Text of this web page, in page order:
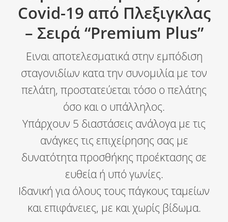
Covid-19 από Πλεξιγκλας
– Σειρά “Premium Plus”
Ειναι αποτελεσματικά στην εμπόδιση
σταγονιδίων κατα την συνομιλία με τον
πελάτη, προστατεύεται τόσο ο πελάτης
όσο και ο υπάλληλος.
Υπάρχουν 5 διαστάσεις ανάλογα με τις
ανάγκες τις επιχείρησης σας με
δυνατότητα προσθήκης προέκτασης σε
ευθεία ή υπό γωνίες.
Ιδανική για όλους τους πάγκους ταμείων
και επιφάνειες, με και χωρίς βίδωμα.